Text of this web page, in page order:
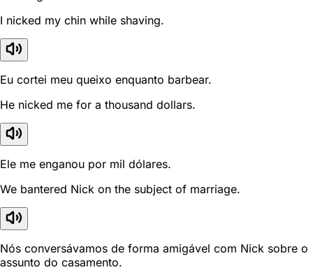
I nicked my chin while shaving.
Eu cortei meu queixo enquanto barbear.
He nicked me for a thousand dollars.
Ele me enganou por mil dólares.
We bantered Nick on the subject of marriage.
Nós conversávamos de forma amigável com Nick sobre o
assunto do casamento.